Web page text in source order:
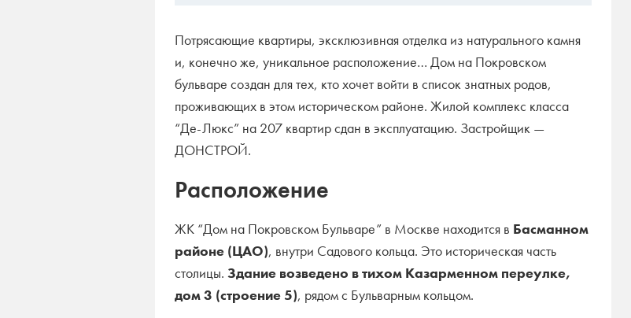
Потрясающие квартиры, эксклюзивная отделка из натурального камня
и, конечно же, уникальное расположение… Дом на Покровском
бульваре создан для тех, кто хочет войти в список знатных родов,
проживающих в этом историческом районе. Жилой комплекс класса
“Де-Люкс” на 207 квартир сдан в эксплуатацию. Застройщик —
ДОНСТРОЙ.
Расположение
ЖК “Дом на Покровском Бульваре” в Москве находится в Басманном
районе (ЦАО), внутри Садового кольца. Это историческая часть
столицы. Здание возведено в тихом Казарменном переулке,
дом 3 (строение 5), рядом с Бульварным кольцом.